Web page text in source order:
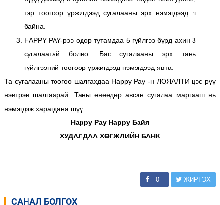
тэр тоогоор үржигдээд сугалааны эрх нэмэгдээд л
байна.
HAPPY PAY-рээ өдөр тутамдаа 5 гүйлгээ бүрд ахин 3
сугалаатай болно. Бас сугалааны эрх тань
гүйлгээний тоогоор үржигдээд нэмэгдээд явна.
Та сугалааны тоогоо шалгахдаа Happy Pay -н ЛОЯАЛТИ цэс рүү
нэвтрэн шалгаарай. Таны өнөөдөр авсан сугалаа маргааш нь
нэмэгдэж харагдана шүү.
Happy Pay Happy Байя
ХУДАЛДАА ХӨГЖЛИЙН БАНК
0 ЖИРГЭХ
САНАЛ БОЛГОХ